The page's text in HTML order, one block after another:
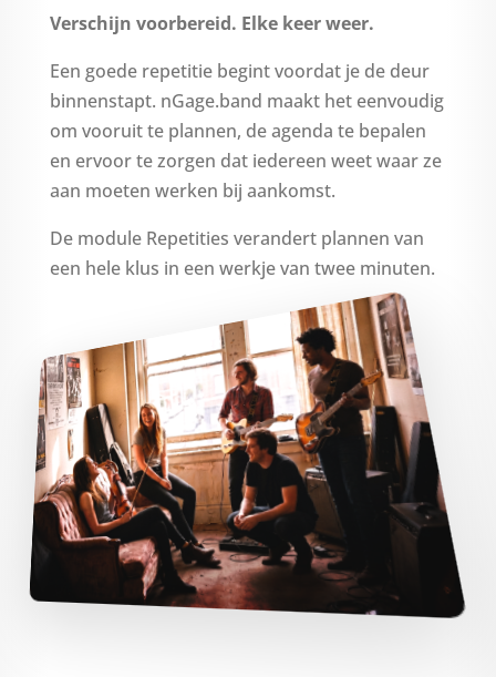
Verschijn voorbereid. Elke keer weer.
Een goede repetitie begint voordat je de deur
binnenstapt. nGage.band maakt het eenvoudig
om vooruit te plannen, de agenda te bepalen
en ervoor te zorgen dat iedereen weet waar ze
aan moeten werken bij aankomst.
De module Repetities verandert plannen van
een hele klus in een werkje van twee minuten.